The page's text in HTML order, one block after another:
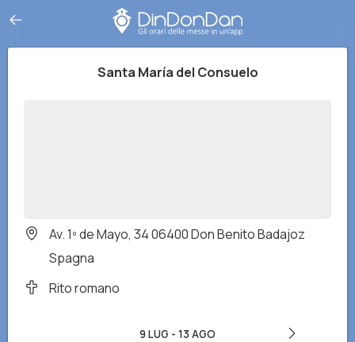
Santa María del Consuelo
Av. 1º de Mayo, 34 06400 Don Benito Badajoz
Spagna
Rito romano
9 LUG - 13 AGO